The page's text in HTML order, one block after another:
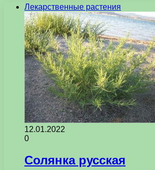
Лекарственные растения
12.01.2022
0
Солянка русская